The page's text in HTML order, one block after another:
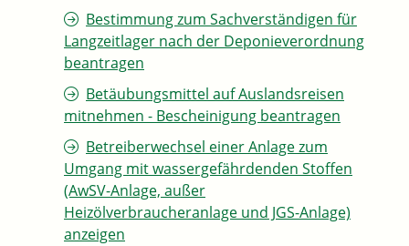
Bestimmung zum Sachverständigen für
Langzeitlager nach der Deponieverordnung
beantragen
Betäubungsmittel auf Auslandsreisen
mitnehmen - Bescheinigung beantragen
Betreiberwechsel einer Anlage zum
Umgang mit wassergefährdenden Stoffen
(AwSV-Anlage, außer
Heizölverbraucheranlage und JGS-Anlage)
anzeigen